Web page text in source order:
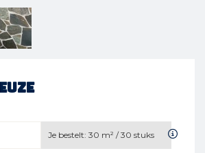
Je bestelt: 30 m² /30 stuks